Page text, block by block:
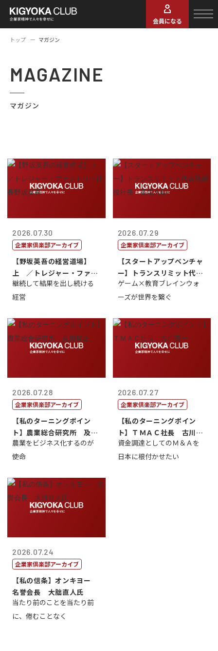
会員になる
トップ マガジン
MAGAZINE
マガジン
2026.07.30
企業家倶楽部アーカイブ
【野坂英吾の経営道場】
上 ／トレジャー・ファク
トリー社長野坂...
継続して結果を出し続ける
経営
2026.07.29
企業家倶楽部アーカイブ
【スタートアップベンチャ
ー】トランスリミット代表
取締役社長 ...
ゲーム×教育ブレインウォ
ーズが世界を繋ぐ
2026.07.28
企業家倶楽部アーカイブ
【私のターニングポイン
ト】農業総合研究所 及川
智正
農業をビジネス化するのが
使命
2026.07.27
企業家倶楽部アーカイブ
【私のターニングポイン
ト】ＴＭＡＣ社長 古川英
一
資金調達としてのＭ＆Ａを
日本に根付かせたい
2026.07.24
企業家倶楽部アーカイブ
【私の信条】オンキヨー
名誉会長 大朏直人氏
当たり前のことを当たり前
に、倦むことなく